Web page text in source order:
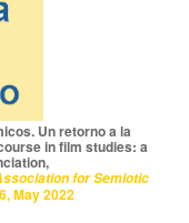
Un retorno a la
in film studies: a
for Semiotic
May 2022